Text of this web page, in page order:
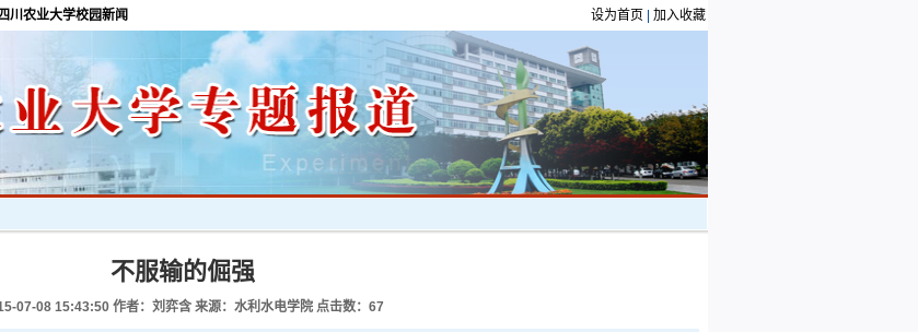
四川农业大学校园新闻 设为首页 加入收藏
不服输的倔强
07-08 15:43:50 作者：刘弈含 来源：水利水电学院 点击数： 67